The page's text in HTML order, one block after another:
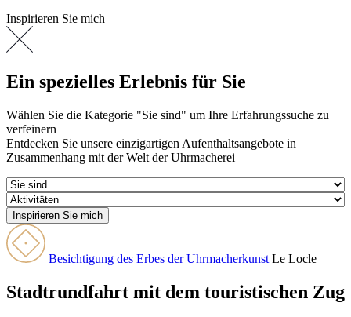
Inspirieren Sie mich
Ein spezielles Erlebnis für Sie
Wählen Sie die Kategorie "Sie sind" um Ihre Erfahrungssuche zu
verfeinern
Entdecken Sie unsere einzigartigen Aufenthaltsangebote in
Zusammenhang mit der Welt der Uhrmacherei
Besichtigung des Erbes der Uhrmacherkunst Le Locle
Stadtrundfahrt mit dem touristischen Zug